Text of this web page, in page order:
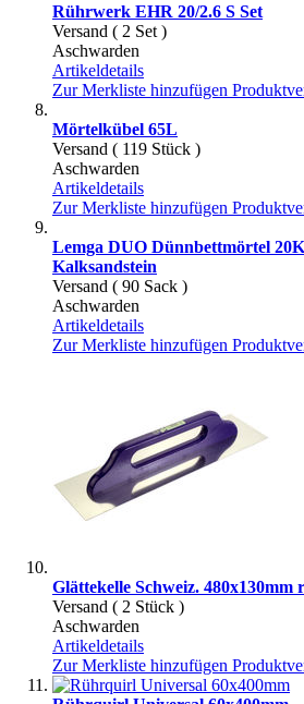
Rührwerk EHR 20/2.6 S Set
Versand ( 2 Set )
Aschwarden
Artikeldetails
Zur Merkliste hinzufügen
Mörtelkübel 65L
Versand ( 119 Stück )
Aschwarden
Artikeldetails
Zur Merkliste hinzufügen
Lemga DUO Dünnbettmörtel
Kalksandstein
Versand ( 90 Sack )
Aschwarden
Artikeldetails
Zur Merkliste hinzufügen
Glättekelle Schweiz. 480x130mm
Versand ( 2 Stück )
Aschwarden
Artikeldetails
Zur Merkliste hinzufügen